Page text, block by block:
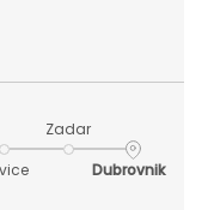
Zadar
Dubrovnik